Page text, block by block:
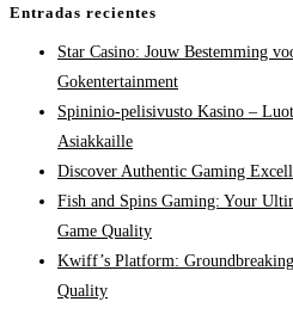
Entradas recientes
Star Casino: Jouw Bestemming
Gokentertainment
Spininio-pelisivusto Kasino –
Asiakkaille
Discover Authentic Gaming
Fish and Spins Gaming: Your
Game Quality
Kwiff’s Platform:
Quality